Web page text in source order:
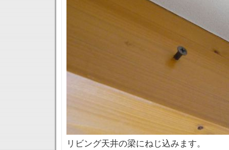
リビング天井の梁にねじ込みます。